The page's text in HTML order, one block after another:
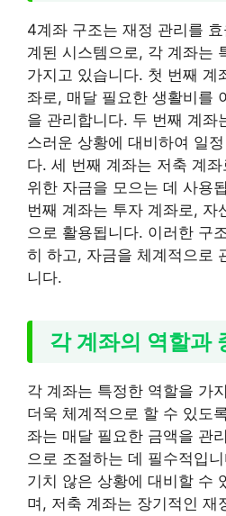
4계좌 구조는 재정 관리를
계된 시스템으로, 각 계좌는
가지고 있습니다. 첫 번째 계
좌로, 매달 필요한 생활비를
을 관리합니다. 두 번째 계좌
스러운 상황에 대비하여 일
다. 세 번째 계좌는 저축 계
위한 자금을 모으는 데 사용
번째 계좌는 투자 계좌로, 자
으로 활용됩니다. 이러한 구
히 하고, 자금을 체계적으로
니다.
각 계좌의 역할과
각 계좌는 특정한 역할을 가
더욱 체계적으로 할 수 있도
좌는 매달 필요한 금액을 관
으로 조절하는 데 필수적입
기치 않은 상황에 대비할 수
며, 저축 계좌는 장기적인 재